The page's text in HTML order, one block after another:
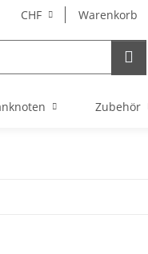
CHF Warenkorb
Zubehör